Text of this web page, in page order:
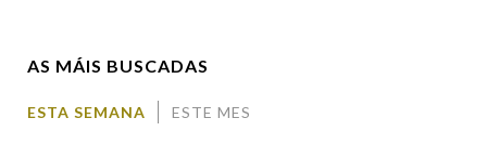
AS MÁIS BUSCADAS
ESTA SEMANA ESTE MES